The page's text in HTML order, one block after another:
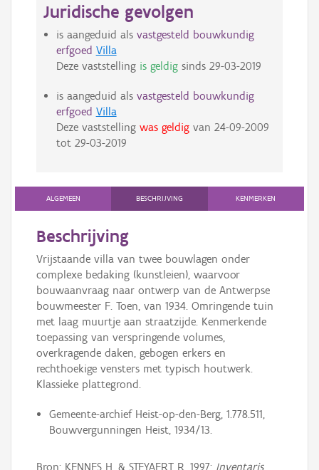
Juridische gevolgen
is aangeduid als vastgesteld bouwkundig
erfgoed Villa
Deze vaststelling is geldigsinds 29-03-2019
is aangeduid als vastgesteld bouwkundig
erfgoed Villa
Deze vaststelling was geldigvan 24-09-2009
tot 29-03-2019
ALGEMEEN BESCHRIJVING KENMERKEN
Beschrijving
Vrijstaande villa van twee bouwlagen onder
complexe bedaking (kunstleien), waarvoor
bouwaanvraag naar ontwerp van de Antwerpse
bouwmeester F. Toen, van 1934. Omringende tuin
met laag muurtje aan straatzijde. Kenmerkende
toepassing van verspringende volumes,
overkragende daken, gebogen erkers en
rechthoekige vensters met typisch houtwerk.
Klassieke plattegrond.
Gemeente-archief Heist-op-den-Berg, 1.778.511,
Bouwvergunningen Heist, 1934/13.
Bron: KENNES H. & STEYAERT R. 1997: Inventaris